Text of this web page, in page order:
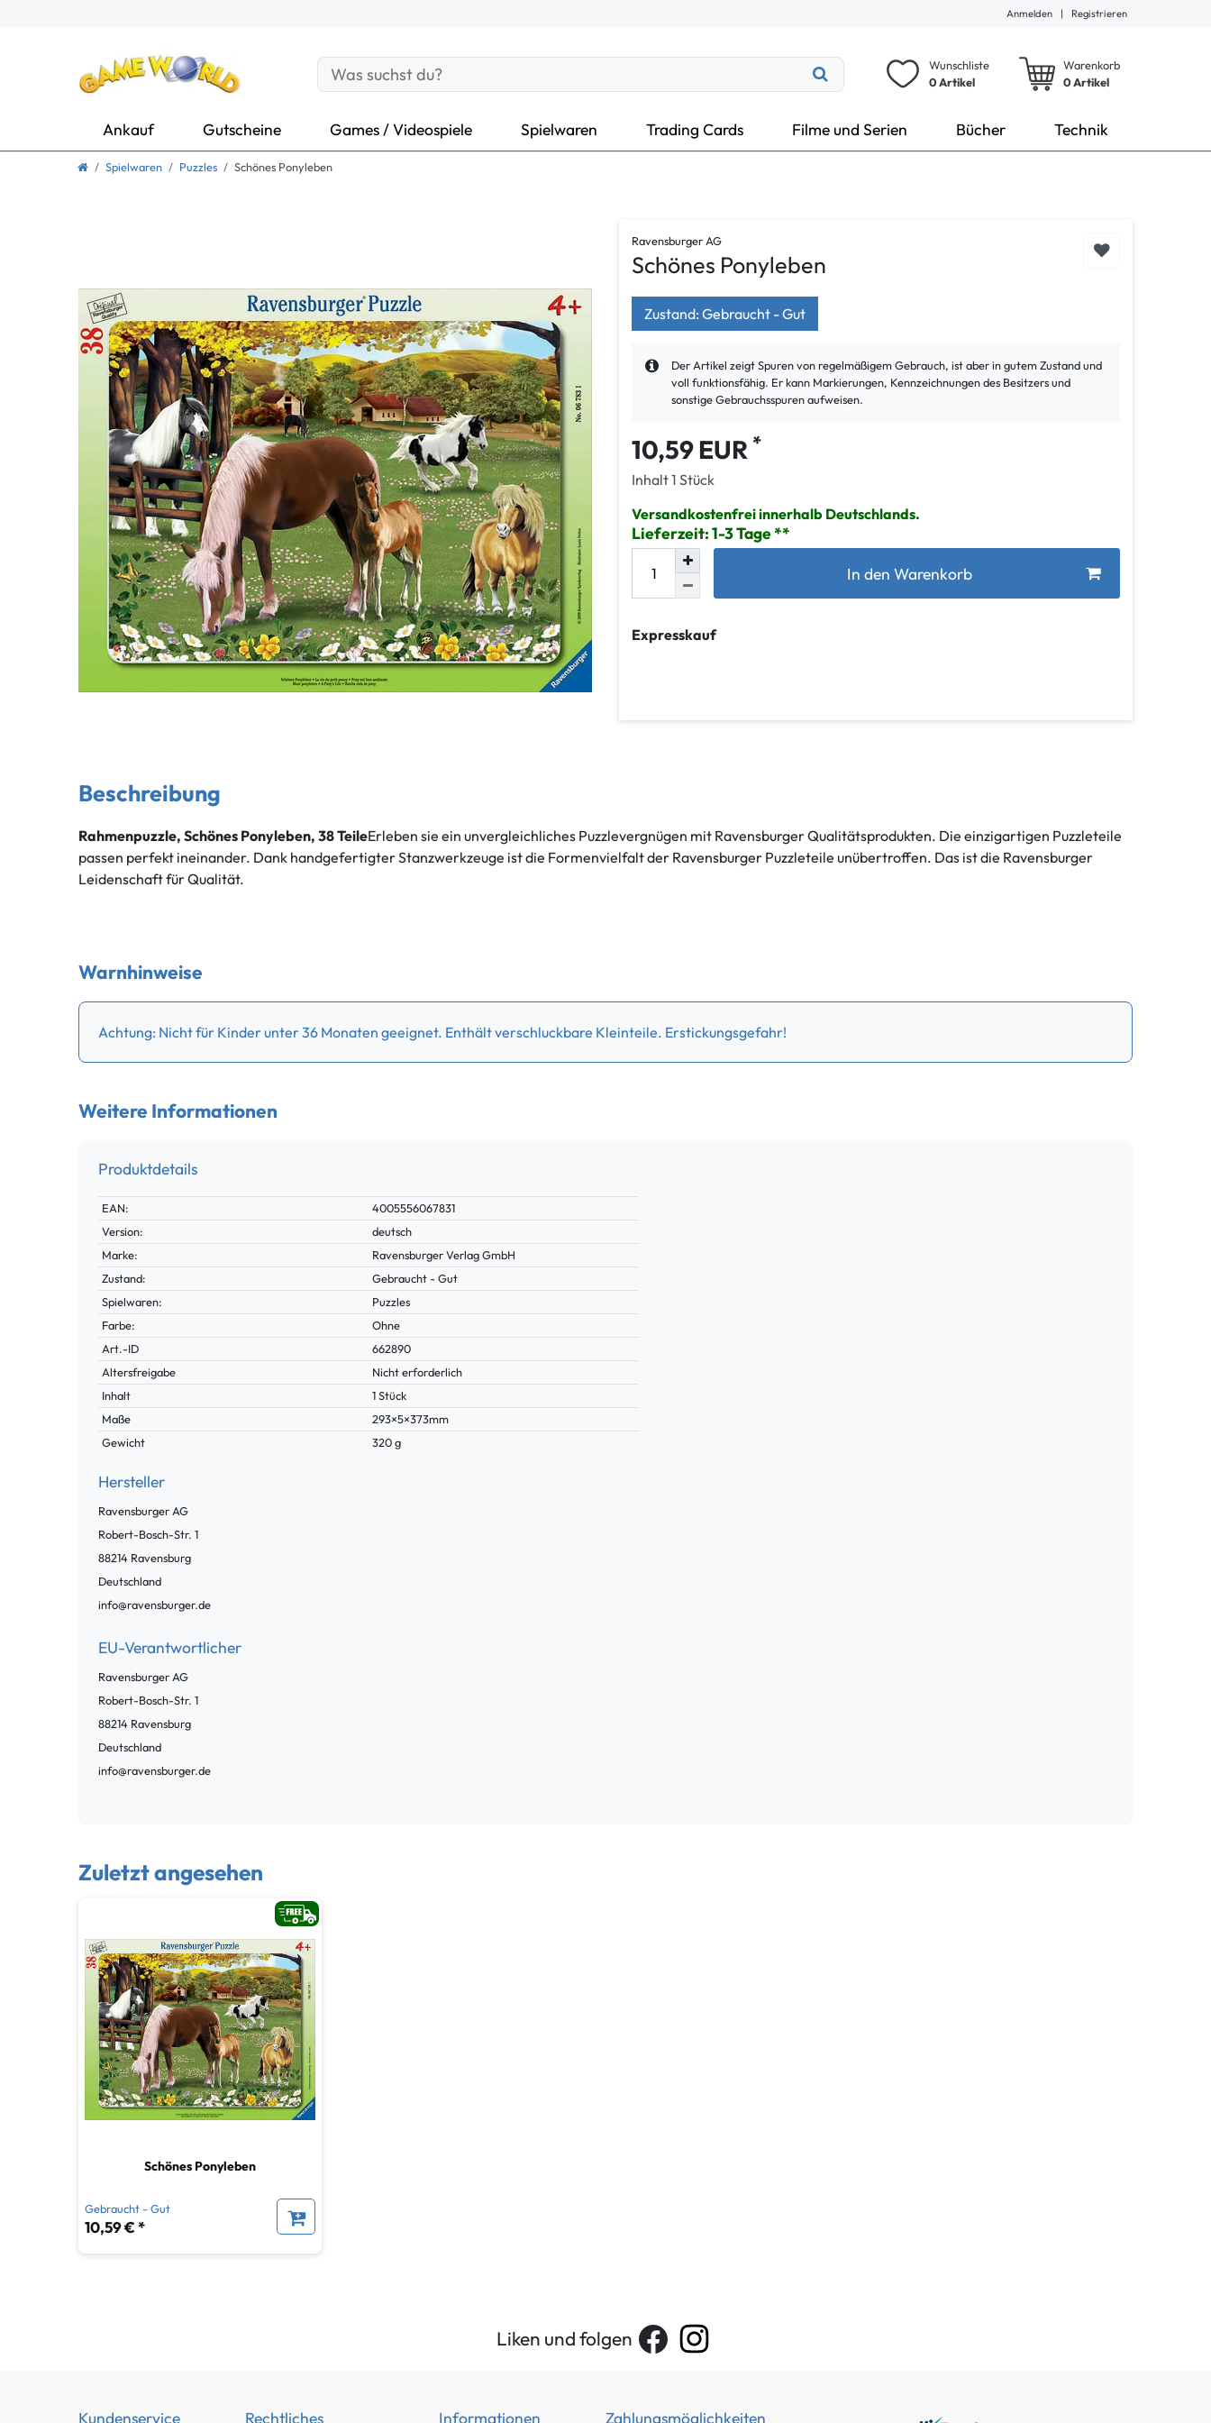
Anmelden | Registrieren
Wunschliste
0 Artikel
Warenkorb
0Artikel
Ankauf Gutscheine Games / Videospiele Spielwaren Trading Cards Filme und Serien Bücher Technik
Spielwaren Puzzles Schönes Ponyleben
Ravensburger AG
Schönes Ponyleben
Zustand: Gebraucht - Gut
Der Artikel zeigt Spuren von regelmäßigem Gebrauch, ist aber in gutem Zustand und
voll funktionsfähig. Er kann Markierungen, Kennzeichnungen des Besitzers und
sonstige Gebrauchsspuren aufweisen.
10,59 EUR *
Inhalt1 Stück
Versandkostenfrei innerhalb Deutschlands.
Lieferzeit: 1-3 Tage
In den Warenkorb
Expresskauf
Beschreibung
Rahmenpuzzle, Schönes Ponyleben, 38 TeileErleben sie ein unvergleichliches Puzzlevergnügen mit Ravensburger Qualitätsprodukten. Die einzigartigen Puzzleteile
passen perfekt ineinander. Dank handgefertigter Stanzwerkzeuge ist die Formenvielfalt der Ravensburger Puzzleteile unübertroffen. Das ist die Ravensburger
Leidenschaft für Qualität.
Warnhinweise
Achtung: Nicht für Kinder unter 36 Monaten geeignet. Enthält verschluckbare Kleinteile. Erstickungsgefahr!
Weitere Informationen
Produktdetails
Technisches
Merkmal
Wert
EAN:
4005556067831
Version:
deutsch
Marke:
Ravensburger Verlag GmbH
Zustand:
Gebraucht - Gut
Spielwaren:
Puzzles
Farbe:
Ohne
Technisches
Merkmal
Wert
Art.-ID
662890
Altersfreigabe
Nicht erforderlich
Inhalt
1 Stück
Maße
293×5×373mm
Gewicht
320 g
Hersteller
Ravensburger AG
Robert-Bosch-Str. 1
88214 Ravensburg
Deutschland
info@ravensburger.de
EU-Verantwortlicher
Ravensburger AG
Robert-Bosch-Str. 1
88214 Ravensburg
Deutschland
info@ravensburger.de
Zuletzt angesehen
Schönes Ponyleben
Gebraucht - Gut
10,59 € *
Liken und folgen
Kundenservice Rechtliches Informationen Zahlungsmöglichkeiten